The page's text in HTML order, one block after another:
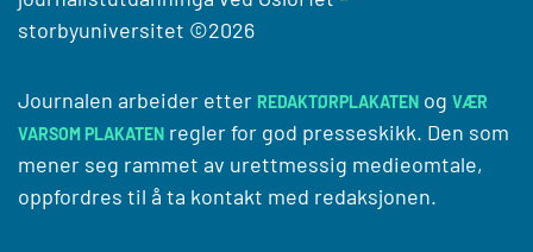
storbyuniversitet ©2026
Journalen arbeider etter REDAKTØRPLAKATEN og VÆR
VARSOM PLAKATEN regler for god presseskikk. Den som
mener seg rammet av urettmessig medieomtale,
oppfordres til å ta kontakt med redaksjonen.